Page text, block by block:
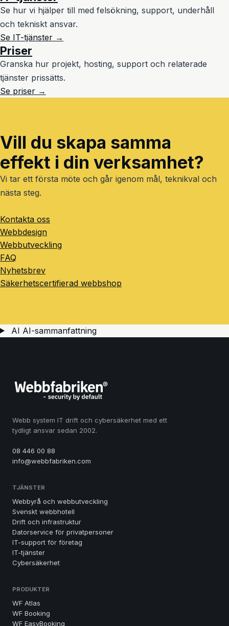
Se hur vi hjälper till med felsökning, support, underhåll
och tekniskt ansvar.
Se IT-tjänster →
Priser
Granska hur projekt, hosting, support och relaterade
tjänster prissätts.
Se priser →
Vill du skapa samma
effekt i din verksamhet?
Vi tar ett första möte och går igenom mål, teknikval och
nästa steg.
Kontakta oss
Webbdesign
Webbutveckling
FAQ
Nyhetsbrev
Säkerhetscertifierad webbshop
AI AI-sammanfattning
Webb system IT drift och cybersäkerhet med ett
tydligt ansvar sedan 2002.
08 446 00 88
info@webbfabriken.com
TJÄNSTER
Webbyrå och webbutveckling
Svenskt webbhotell
Drift och infrastruktur
Datorservice för privatpersoner
IT-support för företag
IT-tjänster
Cybersäkerhet
PRODUKTER
WF Atlas
WF Booking
WF EasyBooking